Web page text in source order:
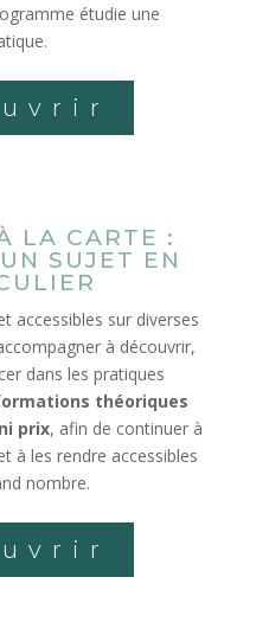
étudie une
LA CARTE :
SUJET EN
accessibles sur diverses
à découvrir,
dans les pratiques
théoriques
prix, afin de continuer à
à les rendre accessibles
nombre.